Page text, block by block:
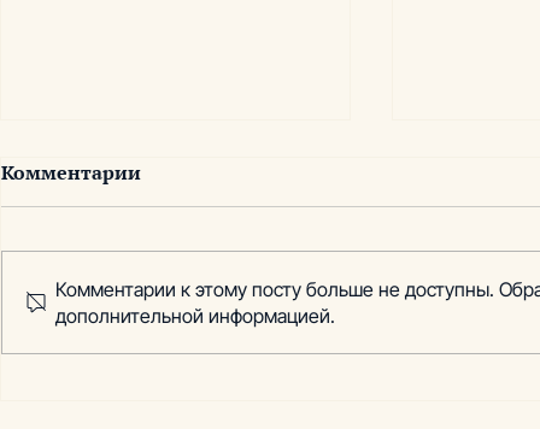
Проект: маркетинговое
Проект:
Комментарии
Комментарии к этому посту больше не доступны.
дополнительной информацией.